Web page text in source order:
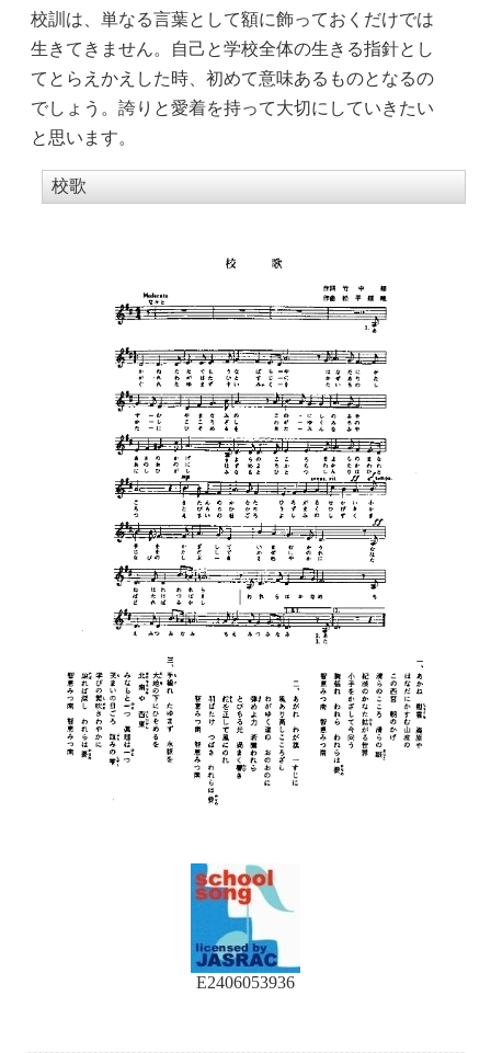
校訓は、単なる言葉として額に飾っておくだけでは
生きてきません。自己と学校全体の生きる指針とし
てとらえかえした時、初めて意味あるものとなるの
でしょう。誇りと愛着を持って大切にしていきたい
と思います。
校歌
E2406053936